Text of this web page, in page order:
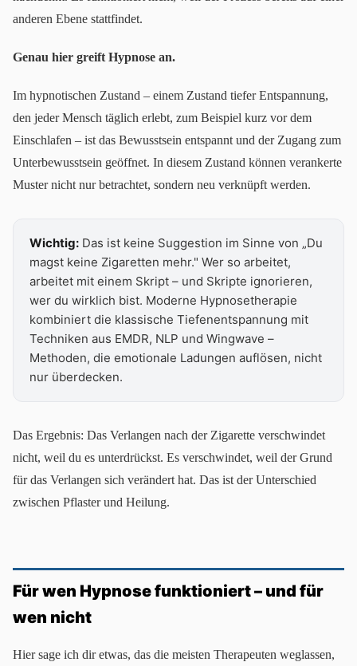
anderen Ebene stattfindet.
Genau hier greift Hypnose an.
Im hypnotischen Zustand – einem Zustand tiefer Entspannung,
den jeder Mensch täglich erlebt, zum Beispiel kurz vor dem
Einschlafen – ist das Bewusstsein entspannt und der Zugang zum
Unterbewusstsein geöffnet. In diesem Zustand können verankerte
Muster nicht nur betrachtet, sondern neu verknüpft werden.
Wichtig: Das ist keine Suggestion im Sinne von „Du
magst keine Zigaretten mehr." Wer so arbeitet,
arbeitet mit einem Skript – und Skripte ignorieren,
wer du wirklich bist. Moderne Hypnosetherapie
kombiniert die klassische Tiefenentspannung mit
Techniken aus EMDR, NLP und Wingwave –
Methoden, die emotionale Ladungen auflösen, nicht
nur überdecken.
Das Ergebnis: Das Verlangen nach der Zigarette verschwindet
nicht, weil du es unterdrückst. Es verschwindet, weil der Grund
für das Verlangen sich verändert hat. Das ist der Unterschied
zwischen Pflaster und Heilung.
Für wen Hypnose funktioniert – und für
wen nicht
Hier sage ich dir etwas, das die meisten Therapeuten weglassen,